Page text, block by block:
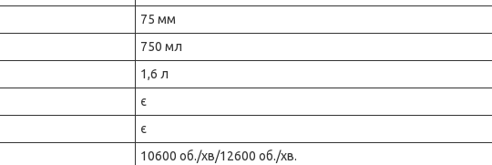
75 мм
750 мл
1,6 л
є
є
10600 об./хв/12600 об./хв.